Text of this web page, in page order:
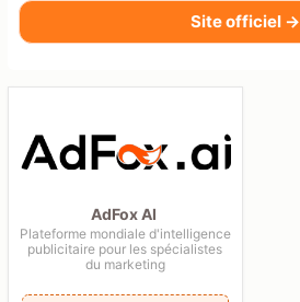
Site officiel →
AdFox AI
Plateforme mondiale d'intelligence
publicitaire pour les spécialistes
du marketing